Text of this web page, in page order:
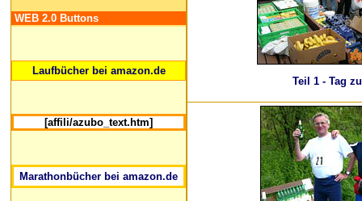
WEB 2.0 Buttons
Laufbücher bei amazon.de
[affili/azubo_text.htm]
Marathonbücher bei amazon.de
Teil 1 - Tag